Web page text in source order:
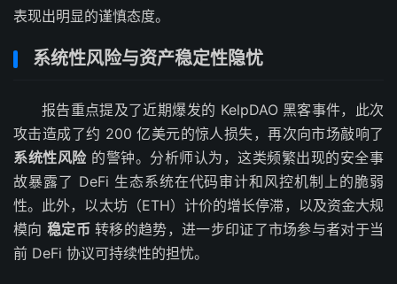
表现出明显的谨慎态度。
系统性风险与资产稳定性隐忧
报告重点提及了近期爆发的 KelpDAO 黑客事件，此次
攻击造成了约 200 亿美元的惊人损失，再次向市场敲响了
系统性风险的警钟。分析师认为，这类频繁出现的安全事
故暴露了 DeFi 生态系统在代码审计和风控机制上的脆弱
性。此外，以太坊（ETH）计价的增长停滞，以及资金大规
模向 稳定币转移的趋势，进一步印证了市场参与者对于当
前 DeFi 协议可持续性的担忧。